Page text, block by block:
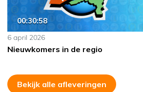
00:30:58
6 april 2026
Nieuwkomers in de regio
Bekijk alle afleveringen